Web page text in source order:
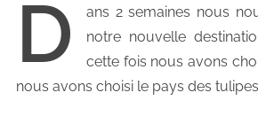
D
ans 2 semaines nous
notre nouvelle
cette fois nous avons
nous avons choisi le pays des